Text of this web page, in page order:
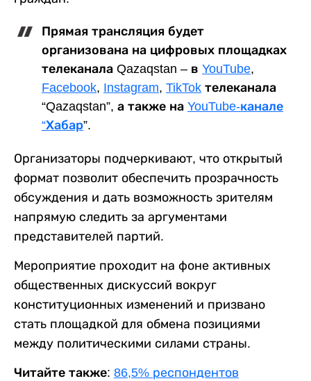
Прямая трансляция будет
организована на цифровых площадках
телеканала Qazaqstan – в YouTube,
Facebook, Instagram, TikTok телеканала
“Qazaqstan”, а также на YouTube-канале
“Хабар”.
Организаторы подчеркивают, что открытый
формат позволит обеспечить прозрачность
обсуждения и дать возможность зрителям
напрямую следить за аргументами
представителей партий.
Мероприятие проходит на фоне активных
общественных дискуссий вокруг
конституционных изменений и призвано
стать площадкой для обмена позициями
между политическими силами страны.
Читайте также: 86,5% респондентов